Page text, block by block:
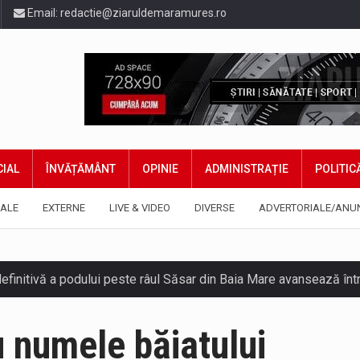
Email: redactie@ziaruldemaramures.ro
ÎNVĂȚĂMÂNT OPINIE ADMINISTRAȚIE
EXTERNE LIVE & VIDEO DIVERSE ADVERTORIALE/
națională pentru conservarea biodiversității a fost din nou
băiatului